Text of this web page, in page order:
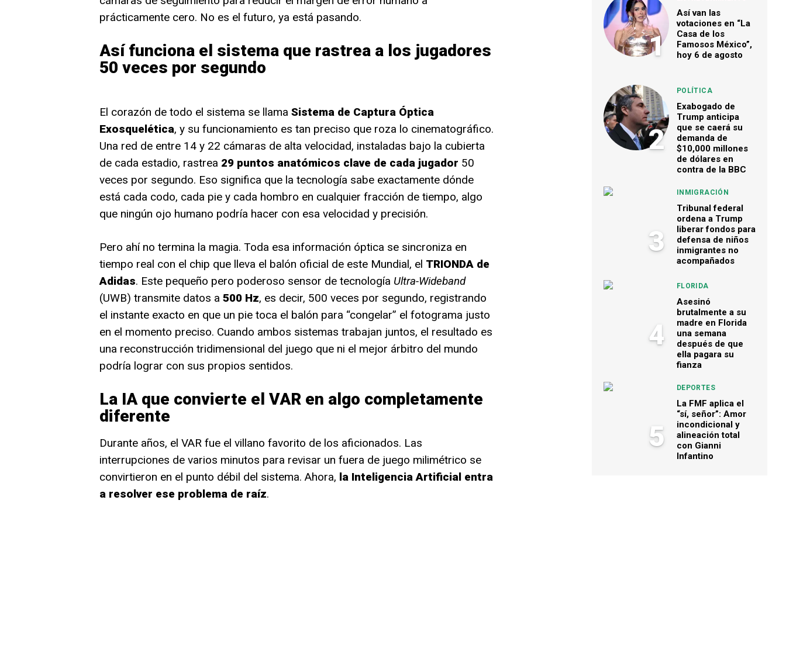
prácticamente cero. No es el futuro, ya está pasando.
Así funciona el sistema que rastrea a los jugadores
50 veces por segundo
El corazón de todo el sistema se llama Sistema de Captura Óptica
Exosquelética, y su funcionamiento es tan preciso que roza lo cinematográfico.
Una red de entre 14 y 22 cámaras de alta velocidad, instaladas bajo la cubierta
de cada estadio, rastrea 29 puntos anatómicos clave de cada jugador 50
veces por segundo. Eso significa que la tecnología sabe exactamente dónde
está cada codo, cada pie y cada hombro en cualquier fracción de tiempo, algo
que ningún ojo humano podría hacer con esa velocidad y precisión.
Pero ahí no termina la magia. Toda esa información óptica se sincroniza en
tiempo real con el chip que lleva el balón oficial de este Mundial, el TRIONDA de
Adidas. Este pequeño pero poderoso sensor de tecnología Ultra-Wideband
(UWB) transmite datos a 500 Hz, es decir, 500 veces por segundo, registrando
el instante exacto en que un pie toca el balón para “congelar” el fotograma justo
en el momento preciso. Cuando ambos sistemas trabajan juntos, el resultado es
una reconstrucción tridimensional del juego que ni el mejor árbitro del mundo
podría lograr con sus propios sentidos.
La IA que convierte el VAR en algo completamente
diferente
Durante años, el VAR fue el villano favorito de los aficionados. Las
interrupciones de varios minutos para revisar un fuera de juego milimétrico se
convirtieron en el punto débil del sistema. Ahora, la Inteligencia Artificial entra
a resolver ese problema de raíz.
1
Así van las
votaciones en “La
Casa de los
Famosos México”,
hoy 6 de agosto
2
POLÍTICA
Exabogado de
Trump anticipa
que se caerá su
demanda de
$10,000 millones
de dólares en
contra de la BBC
3
INMIGRACIÓN
Tribunal federal
ordena a Trump
liberar fondos para
defensa de niños
inmigrantes no
acompañados
4
FLORIDA
Asesinó
brutalmente a su
madre en Florida
una semana
después de que
ella pagara su
fianza
5
DEPORTES
La FMF aplica el
“sí, señor”: Amor
incondicional y
alineación total
con Gianni
Infantino